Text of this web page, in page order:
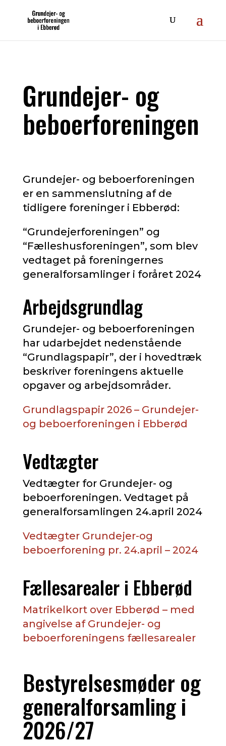
Grundejer- og
beboerforeningen
Grundejer- og beboerforeningen
er en sammenslutning af de
tidligere foreninger i Ebberød:
“Grundejerforeningen” og
“Fælleshusforeningen”, som blev
vedtaget på foreningernes
generalforsamlinger i foråret 2024
Arbejdsgrundlag
Grundejer- og beboerforeningen
har udarbejdet nedenstående
“Grundlagspapir”, der i hovedtræk
beskriver foreningens aktuelle
opgaver og arbejdsområder.
Grundlagspapir 2026 – Grundejer-
og beboerforeningen i Ebberød
Vedtægter
Vedtægter for Grundejer- og
beboerforeningen. Vedtaget på
generalforsamlingen 24.april 2024
Vedtægter Grundejer-og
beboerforening pr. 24.april – 2024
Fællesarealer i Ebberød
Matrikelkort over Ebberød – med
angivelse af Grundejer- og
beboerforeningens fællesarealer
Bestyrelsesmøder og
generalforsamling i
2026/27